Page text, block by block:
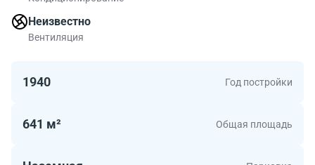
Неизвестно
Вентиляция
1940 Год постройки
641 м² Общая площадь